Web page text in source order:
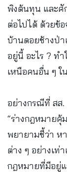
พิงต้นทุน และศั
ต่อไปได้ ด้วยข้
บ้านดอยช้างป่า
อยู่นี้ อะไร ? ทำ
เหนือคนอื่น ๆ ใ
อย่างกรณีที่ สส.
“ร่างกฎหมายคุ้
พยายามชี้ว่า ห
ต่าง ๆ อย่างเท่
กฎหมายที่มีอยู่